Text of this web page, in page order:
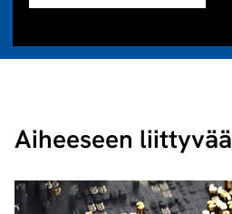
Aiheeseen liittyvää